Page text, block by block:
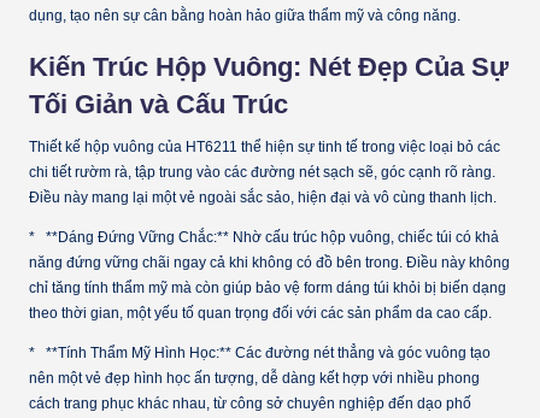
dụng, tạo nên sự cân bằng hoàn hảo giữa thẩm mỹ và công năng.
Kiến Trúc Hộp Vuông: Nét Đẹp Của Sự
Tối Giản và Cấu Trúc
Thiết kế hộp vuông của HT6211 thể hiện sự tinh tế trong việc loại bỏ các
chi tiết rườm rà, tập trung vào các đường nét sạch sẽ, góc cạnh rõ ràng.
Điều này mang lại một vẻ ngoài sắc sảo, hiện đại và vô cùng thanh lịch.
* **Dáng Đứng Vững Chắc:** Nhờ cấu trúc hộp vuông, chiếc túi có khả
năng đứng vững chãi ngay cả khi không có đồ bên trong. Điều này không
chỉ tăng tính thẩm mỹ mà còn giúp bảo vệ form dáng túi khỏi bị biến dạng
theo thời gian, một yếu tố quan trọng đối với các sản phẩm da cao cấp.
* **Tính Thẩm Mỹ Hình Học:** Các đường nét thẳng và góc vuông tạo
nên một vẻ đẹp hình học ấn tượng, dễ dàng kết hợp với nhiều phong
cách trang phục khác nhau, từ công sở chuyên nghiệp đến dạo phố